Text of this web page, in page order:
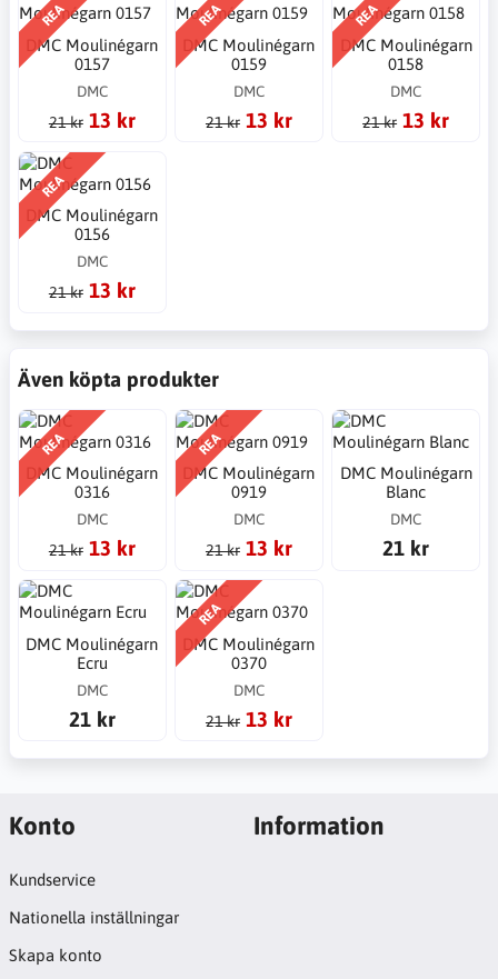
REA
DMC Moulinégarn
0157
DMC
21 kr 13 kr
REA
DMC Moulinégarn
0159
DMC
21 kr 13 kr
REA
DMC Moulinégarn
0158
DMC
21 kr 13 kr
REA
DMC Moulinégarn
0156
DMC
21 kr 13 kr
Även köpta produkter
REA
DMC Moulinégarn
0316
DMC
21 kr 13 kr
REA
DMC Moulinégarn
0919
DMC
21 kr 13 kr
DMC Moulinégarn
Blanc
DMC
21 kr
DMC Moulinégarn
Ecru
DMC
21 kr
REA
DMC Moulinégarn
0370
DMC
21 kr 13 kr
Konto
Kundservice
Nationella inställningar
Skapa konto
Information